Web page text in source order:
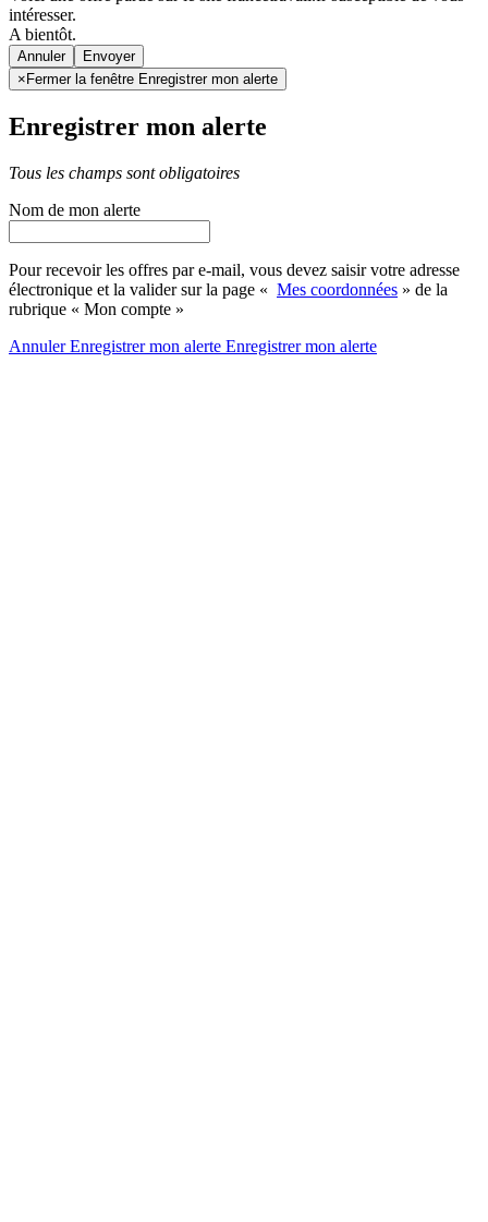
intéresser.
A bientôt.
Annuler
× Fermer la fenêtre Enregistrer mon alerte
Enregistrer mon alerte
Tous les champs sont obligatoires
Nom de mon alerte
Pour recevoir les offres par e-mail, vous devez saisir votre adresse
électronique et la valider sur la page « Mes coordonnées » de la
rubrique « Mon compte »
AnnulerEnregistrer mon alerte Enregistrermon alerte